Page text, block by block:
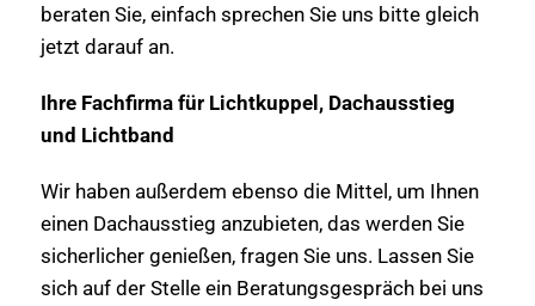
beraten Sie, einfach sprechen Sie uns bitte gleich
jetzt darauf an.
Ihre Fachfirma für Lichtkuppel, Dachausstieg
und Lichtband
Wir haben außerdem ebenso die Mittel, um Ihnen
einen Dachausstieg anzubieten, das werden Sie
sicherlicher genießen, fragen Sie uns. Lassen Sie
sich auf der Stelle ein Beratungsgespräch bei uns